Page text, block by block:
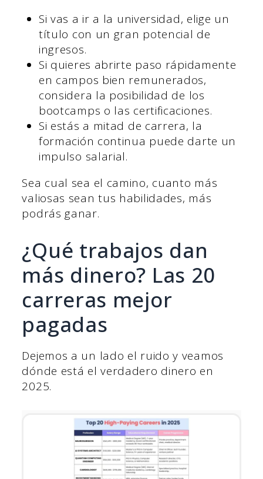
Si vas a ir a la universidad, elige un
título con un gran potencial de
ingresos.
Si quieres abrirte paso rápidamente
en campos bien remunerados,
considera la posibilidad de los
bootcamps o las certificaciones.
Si estás a mitad de carrera, la
formación continua puede darte un
impulso salarial.
Sea cual sea el camino, cuanto más
valiosas sean tus habilidades, más
podrás ganar.
¿Qué trabajos dan
más dinero? Las 20
carreras mejor
pagadas
Dejemos a un lado el ruido y veamos
dónde está el verdadero dinero en
2025.